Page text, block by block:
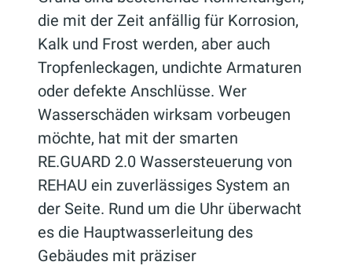
die mit der Zeit anfällig für Korrosion,
Kalk und Frost werden, aber auch
Tropfenleckagen, undichte Armaturen
oder defekte Anschlüsse. Wer
Wasserschäden wirksam vorbeugen
möchte, hat mit der smarten
RE.GUARD 2.0 Wassersteuerung von
REHAU ein zuverlässiges System an
der Seite. Rund um die Uhr überwacht
es die Hauptwasserleitung des
Gebäudes mit präziser